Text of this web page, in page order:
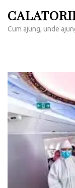
conținut
Cum ajung, unde